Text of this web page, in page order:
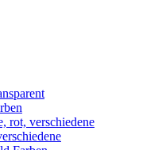
rot, verschiedene